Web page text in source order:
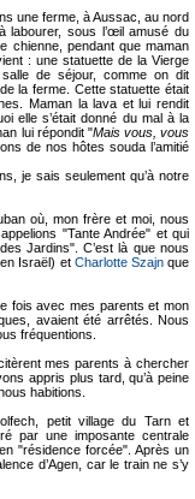
une ferme, à Aussac, au nord
labourer, sous l’œil amusé du
chienne, pendant que maman
: une statuette de la Vierge
de séjour, comme on dit
la ferme. Cette statuette était
Maman la lava et lui rendit
elle s’était donné du mal à la
lui répondit "Mais vous, vous
de nos hôtes souda l’amitié
je sais seulement qu’à notre
où, mon frère et moi, nous
"Tante Andrée" et qui
Jardins". C’est là que nous
Israël) et Charlotte Szajnque
fois avec mes parents et mon
avaient été arrêtés. Nous
fréquentions.
mes parents à chercher
appris plus tard, qu’à peine
habitions.
petit village du Tarn et
par une imposante centrale
"résidence forcée". Après un
d’Agen, car le train ne s’y